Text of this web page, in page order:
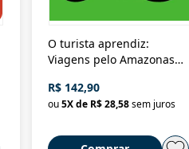
O turista aprendiz:
Viagens pelo Amazonas
até a Bolívia e por Marajó
até dizer chega
R$ 142,90
ou5X de R$ 28,58sem juros